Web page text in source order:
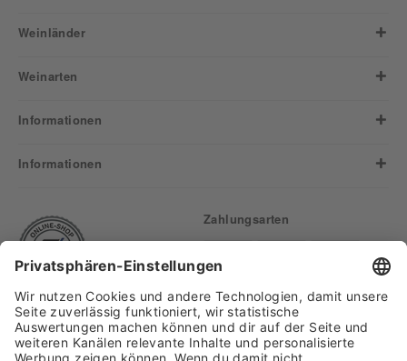
Weinländer
Weinarten
Informationen
Informationen
Zahlungsarten
Finden Sie uns auf: